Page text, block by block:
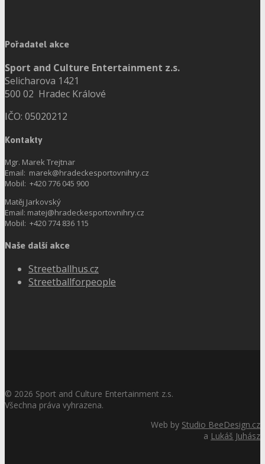
Pořadatel akce
Sport and Culture Entertainment z.s.
Selicharova 1421
500 02 Hradec Králové
IČO: 05020212
Kontakty
Mgr. Marek Trejtnar
Email: marek@hradeckesportovnihry.cz
Mobil: +420 776 045 900
Matěj Jarkovský
Email: matej@hradeckesportovnihry.cz
Mobil: +420 774 836 115
Naše další akce
Streetballhus.cz
Streetballforpeople
© 2026 Sport and Culture Entertainment z.s.
Všechna práva vyhrazena.
Web by Studio BeeDesign.cz
a Lukáš Juhász